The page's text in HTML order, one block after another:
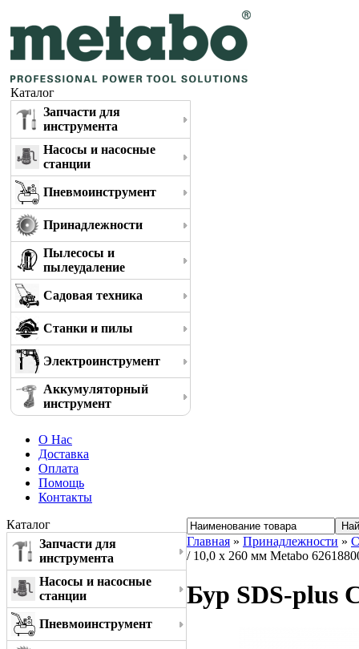
Каталог
Запчасти для
инструмента
Насосы и насосные
станции
Пневмоинструмент
Принадлежности
Пылесосы и
пылеудаление
Садовая техника
Станки и пилы
Электроинструмент
Аккумуляторный
инструмент
О Нас
Доставка
Оплата
Помощь
Контакты
Каталог
Запчасти для
инструмента
Насосы и насосные
станции
Пневмоинструмент
Главная » Принадлежности »
/ 10,0 x 260 мм Metabo
Бур SDS-plus